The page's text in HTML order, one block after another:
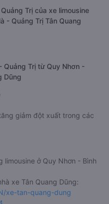
Trị của xe limousine
- Quảng Trị Tân Quang
Quảng Trị từ Quy Nhơn -
Dũng
giảm đột xuất trong các
limousine ở Quy Nhơn - Bình
xe Tân Quang Dũng:
xe-tan-quang-dung